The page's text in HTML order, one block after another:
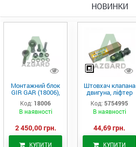
НОВИНКИ
Монтажний блок
GIR GAR (18006),
Аналог
Код: 18006
В наявності
2 450,00 грн.
КУПИТИ
Штовхач клапана
двигуна, ліфтер
(575-4995)
Код: 5754995
В наявності
44,69 грн.
КУПИТИ